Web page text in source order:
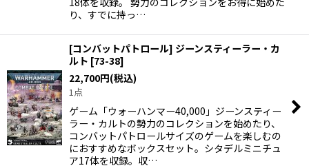
り、すでに持っ…
[コンバットパトロール] ジーンスティーラー・カ
ルト [73-38]
22,700円(税込)
1点
ゲーム「ウォーハンマー40,000」ジーンスティー
ラー・カルトの勢力のコレクションを始めたり、
コンバットパトロールサイズのゲームを楽しむの
におすすめなボックスセット。シタデルミニチュ
ア17体を収録。収…